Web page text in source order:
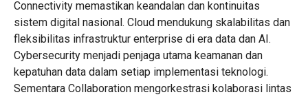
Connectivity memastikan keandalan dan kontinuitas
sistem digital nasional. Cloud mendukung skalabilitas dan
fleksibilitas infrastruktur enterprise di era data dan AI.
Cybersecurity menjadi penjaga utama keamanan dan
kepatuhan data dalam setiap implementasi teknologi.
Sementara Collaboration mengorkestrasi kolaborasi lintas